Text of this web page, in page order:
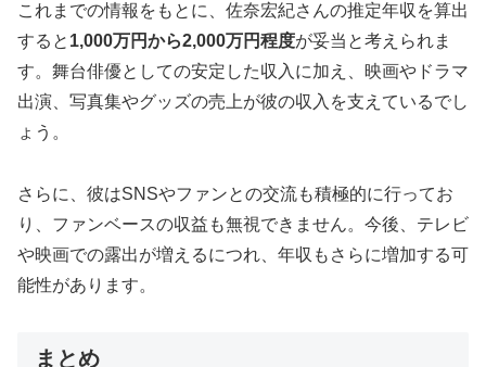
これまでの情報をもとに、佐奈宏紀さんの推定年収を算出
すると 1,000万円から2,000万円程度が妥当と考えられま
す。舞台俳優としての安定した収入に加え、映画やドラマ
出演、写真集やグッズの売上が彼の収入を支えているでし
ょう。
さらに、彼はSNSやファンとの交流も積極的に行ってお
り、ファンベースの収益も無視できません。今後、テレビ
や映画での露出が増えるにつれ、年収もさらに増加する可
能性があります。
まとめ